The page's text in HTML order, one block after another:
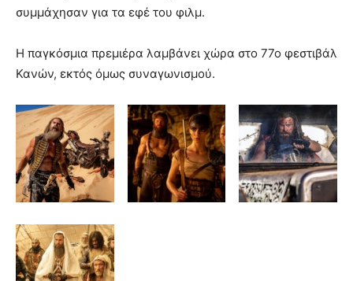
συμμάχησαν για τα εφέ του φιλμ.
Η παγκόσμια πρεμιέρα λαμβάνει χώρα στο 77ο φεστιβάλ
Κανών, εκτός όμως συναγωνισμού.